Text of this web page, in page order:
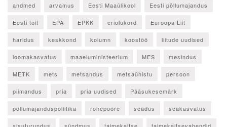
andmed arvamus Eesti Maaülikool Eesti põllumajandus
Eesti toit EPA EPKK eriolukord Euroopa Liit
haridus keskkond kolumn koostöö liitude uudised
loomakasvatus maaeluministeerium MES mesindus
METK mets metsandus metsaühistu persoon
piimandus pria pria uudised Pääsukesemärk
põllumajanduspoliitika rohepööre seadus seakasvatus